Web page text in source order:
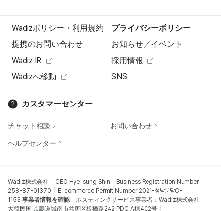
Wadizポリシー・利用規約
プライバシーポリシー
提携のお問い合わせ
お知らせ／イベント
Wadiz IR
採用情報
Wadizへ移動
SNS
カスタマーセンター
チャット相談 お問い合わせ
ヘルプセンター
Wadiz株式会社 CEO Hye-sung Shin
Business Registration Number
258-87-01370
E-commerce Permit Number 2021-성남분당C-
1153 事業者情報を確認
ホスティングサービス事業者：Wadiz株式会社
大韓民国 京畿道城南市盆唐区板橋路242 PDC A棟402号